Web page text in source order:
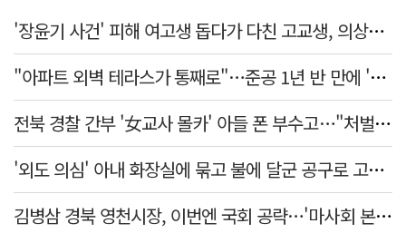
'장윤기 사건' 피해 여고생 돕다가 다친 고교생, 의상자 인정
"아파트 외벽 테라스가 통째로"…준공 1년 반 만에 '아찔 사고'
전북 경찰 간부 '女교사 몰카' 아들 폰 부수고…"처벌 못하는 사안" 내부망에 글
'외도 의심' 아내 화장실에 묶고 불에 달군 공구로 고문…남편 검거
김병삼 경북 영천시장, 이번엔 국회 공략…'마사회 본사 이전·광역교통망 확충' 요청